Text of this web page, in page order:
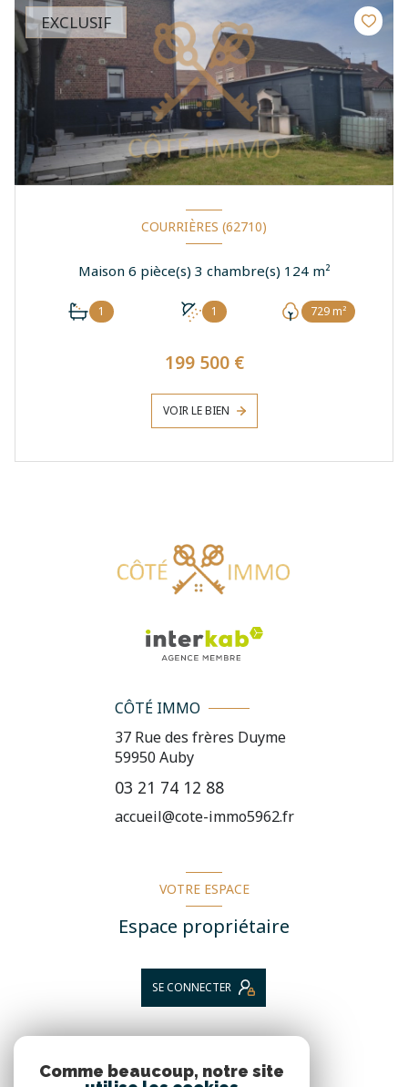
EXCLUSIF
COURRIÈRES (62710)
Maison 6 pièce(s) 3 chambre(s) 124 m²
1 1 729 m²
199 500 €
VOIR LE BIEN
CÔTÉ IMMO
37 Rue des frères Duyme
59950 Auby
03 21 74 12 88
accueil@cote-immo5962.fr
VOTRE ESPACE
Espace propriétaire
SE CONNECTER
Comme beaucoup, notre site